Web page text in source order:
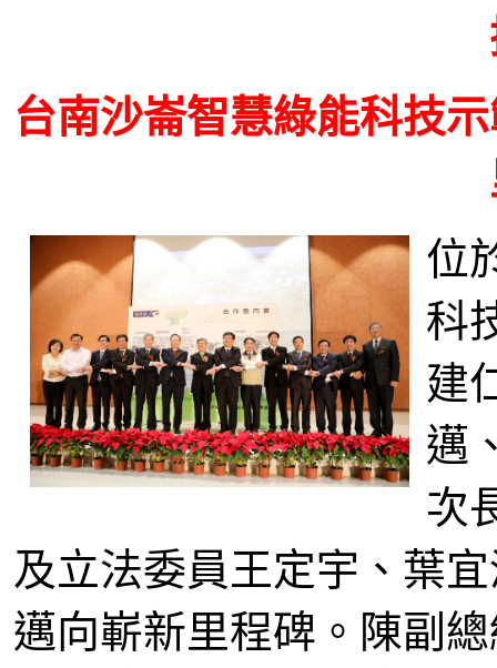
台南沙崙智慧綠能科技
位
科
建
邁
次
及立法委員王定宇、葉
邁向嶄新里程碑。陳副